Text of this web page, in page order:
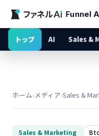
Funnel
トップ AI Sales &
ホーム›メディア›Sales &
Sales & Marketing